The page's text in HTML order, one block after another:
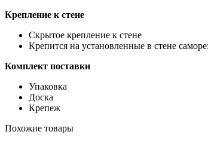
Крепление к стене
Скрытое крепление к стене
Крепится на установленные в стене
Комплект поставки
Упаковка
Доска
Крепеж
Похожие товары